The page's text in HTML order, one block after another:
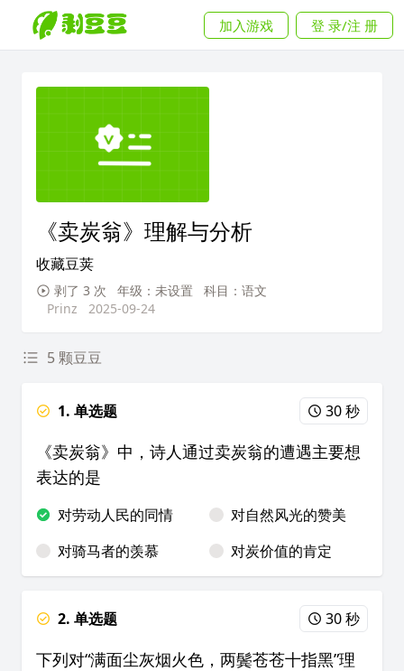
加入游戏 登 录/注 册
《卖炭翁》理解与分析
收藏豆荚
剥了 3 次 年级：未设置
科目：语文
Prinz
2025-09-24
5 颗豆豆
1. 单选题 30 秒
《卖炭翁》中，诗人通过卖炭翁的遭遇主要想
表达的是
对劳动人民的同情
对自然风光的赞美
对骑马者的羡慕
对炭价值的肯定
2. 单选题 30 秒
下列对“满面尘灰烟火色，两鬓苍苍十指黑”理